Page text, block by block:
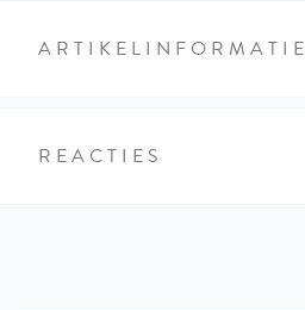
ARTIKELINFORMATIE
REACTIES